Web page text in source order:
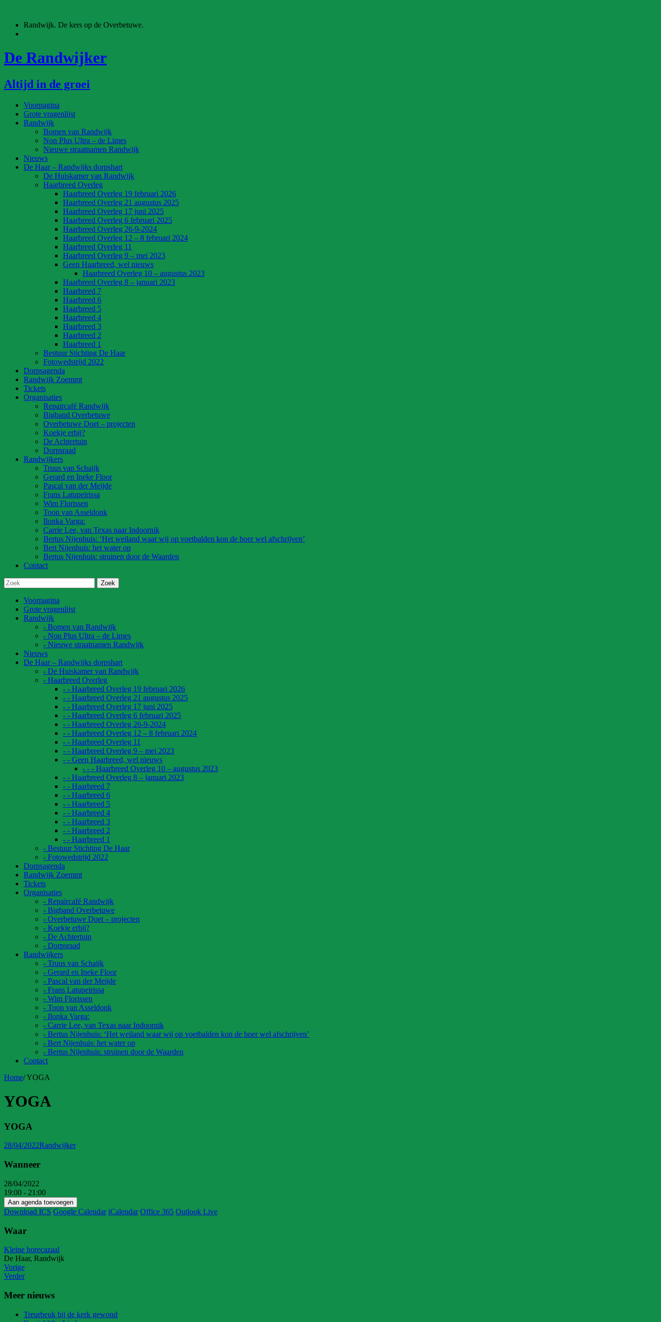
inhoud
Randwijk. De kers op de Overbetuwe.
De Randwijker
Altijd in de groei
Voorpagina
Grote vragenlijst
Randwijk
Bomen van Randwijk
Non Plus Ultra – de Limes
Nieuwe straatnamen Randwijk
Nieuws
De Haar – Randwijks dorpshart
De Huiskamer van Randwijk
Haarbreed Overleg
Haarbreed Overleg 19 februari 2026
Haarbreed Overleg 21 augustus 2025
Haarbreed Overleg 17 juni 2025
Haarbreed Overleg 6 februari 2025
Haarbreed Overleg 26-9-2024
Haarbreed Overleg 12 – 8 februari 2024
Haarbreed Overleg 11
Haarbreed Overleg 9 – mei 2023
Geen Haarbreed, wel nieuws
Haarbreed Overleg 10 – augustus 2023
Haarbreed Overleg 8 – januari 2023
Haarbreed 7
Haarbreed 6
Haarbreed 5
Haarbreed 4
Haarbreed 3
Haarbreed 2
Haarbreed 1
Bestuur Stichting De Haar
Fotowedstrijd 2022
Dorpsagenda
Randwijk Zoemmt
Tickets
Organisaties
Repaircafé Randwijk
Bigband Overbetuwe
Overbetuwe Doet – projecten
Koekje erbij?
De Achtertuin
Dorpsraad
Randwijkers
Truus van Schaijk
Gerard en Ineke Floor
Pascal van der Meijde
Frans Latupeirissa
Wim Florissen
Toon van Asseldonk
Ilonka Varga:
Carrie Lee, van Texas naar Indoornik
Bertus Nijenhuis: ‘Het weiland waar wij op voetbalden kon de boer wel afschrijven’
Bert Nijenhuis: het water op
Bertus Nijenhuis: struinen door de Waarden
Contact
Voorpagina
Grote vragenlijst
Randwijk
- Bomen van Randwijk
- Non Plus Ultra – de Limes
- Nieuwe straatnamen Randwijk
Nieuws
De Haar – Randwijks dorpshart
- De Huiskamer van Randwijk
- Haarbreed Overleg
- - Haarbreed Overleg 19 februari 2026
- - Haarbreed Overleg 21 augustus 2025
- - Haarbreed Overleg 17 juni 2025
- - Haarbreed Overleg 6 februari 2025
- - Haarbreed Overleg 26-9-2024
- - Haarbreed Overleg 12 – 8 februari 2024
- - Haarbreed Overleg 11
- - Haarbreed Overleg 9 – mei 2023
- - Geen Haarbreed, wel nieuws
- - - Haarbreed Overleg 10 – augustus 2023
- - Haarbreed Overleg 8 – januari 2023
- - Haarbreed 7
- - Haarbreed 6
- - Haarbreed 5
- - Haarbreed 4
- - Haarbreed 3
- - Haarbreed 2
- - Haarbreed 1
- Bestuur Stichting De Haar
- Fotowedstrijd 2022
Dorpsagenda
Randwijk Zoemmt
Tickets
Organisaties
- Repaircafé Randwijk
- Bigband Overbetuwe
- Overbetuwe Doet – projecten
- Koekje erbij?
- De Achtertuin
- Dorpsraad
Randwijkers
- Truus van Schaijk
- Gerard en Ineke Floor
- Pascal van der Meijde
- Frans Latupeirissa
- Wim Florissen
- Toon van Asseldonk
- Ilonka Varga:
- Carrie Lee, van Texas naar Indoornik
- Bertus Nijenhuis: ‘Het weiland waar wij op voetbalden kon de boer wel afschrijven’
- Bert Nijenhuis: het water op
- Bertus Nijenhuis: struinen door de Waarden
Contact
Home/YOGA
YOGA
YOGA
28/04/2022Randwijker
Wanneer
28/04/2022
19:00 - 21:00
Aan agenda toevoegen
Download ICS Google Calendar iCalendar Office 365 Outlook Live
Waar
Kleine horecazaal
De Haar, Randwijk
Vorige
Verder
Meer nieuws
Treurbeuk bij de kerk gewond